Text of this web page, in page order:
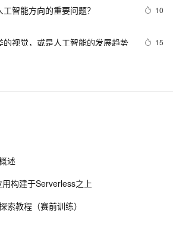
智能方向的重要问题？ 10
的视觉，或是人工智能的发展趋势 15
决Selenium中的异常问题：“error
应用
阿里）|学习笔记
用和人工智能是资本寒冬的“吉祥
述
构建于Serverless之上
索教程（赛前训练）